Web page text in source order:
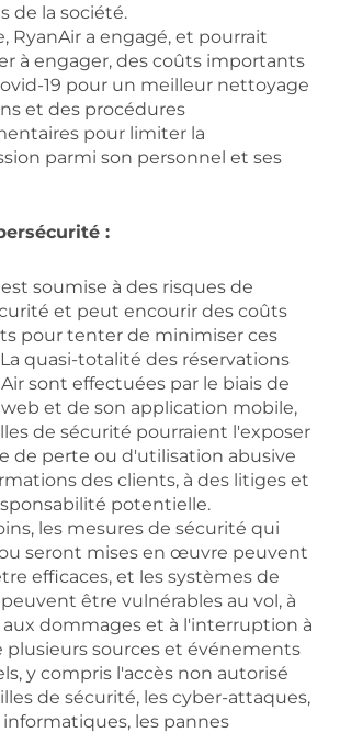
de la société.
RyanAir a engagé, et pourrait
à engager, des coûts importants
19 pour un meilleur nettoyage
et des procédures
pour limiter la
parmi son personnel et ses
:
soumise à des risques de
et peut encourir des coûts
pour tenter de minimiser ces
quasi-totalité des réservations
sont effectuées par le biais de
et de son application mobile,
de sécurité pourraient l'exposer
de perte ou d'utilisation abusive
des clients, à des litiges et
potentielle.
les mesures de sécurité qui
seront mises en œuvre peuvent
efficaces, et les systèmes de
être vulnérables au vol, à
aux dommages et à l'interruption à
plusieurs sources et événements
y compris l'accès non autorisé
de sécurité, les cyber-attaques,
informatiques, les pannes